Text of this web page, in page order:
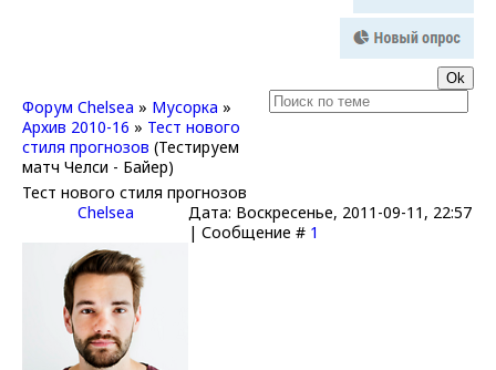
Форум Chelsea » Мусорка »
Архив 2010-16 » Тест нового
стиля прогнозов (Тестируем
матч Челси - Байер)
Тест нового стиля прогнозов
Chelsea
Дата: Воскресенье, 2011-09-11, 22:57
| Сообщение # 1